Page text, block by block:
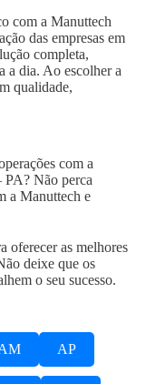
com a Manuttech
das empresas em
completa,
a dia. Ao escolher a
qualidade,
com a
PA? Não perca
a Manuttech e
oferecer as melhores
deixe que os
o seu sucesso.
AP